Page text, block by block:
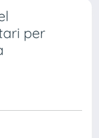
per